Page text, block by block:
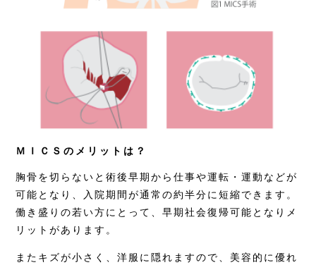
ＭＩＣＳのメリットは？
胸骨を切らないと術後早期から仕事や運転・運動などが
可能となり、入院期間が通常の約半分に短縮できます。
働き盛りの若い方にとって、早期社会復帰可能となりメ
リットがあります。
またキズが小さく、洋服に隠れますので、美容的に優れ